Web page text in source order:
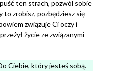
ten strach, pozwól sobie
to zrobisz, pozbędziesz się
związuje Ci oczy i
życie ze związanymi
Ciebie, który jesteś sobą.